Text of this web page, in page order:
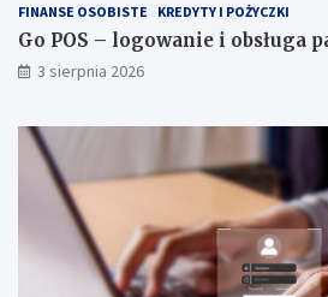
FINANSE OSOBISTE KREDYTY I POŻYCZKI
Go POS – logowanie i obsługa
3 sierpnia 2026